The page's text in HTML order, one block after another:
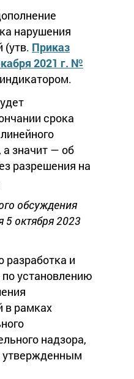
нарушения
(утв. Приказ
2021 г. №
срока
значит — об
разрешения на
обсуждения
5 октября 2023
разработка и
установлению
в рамках
надзора,
утвержденным